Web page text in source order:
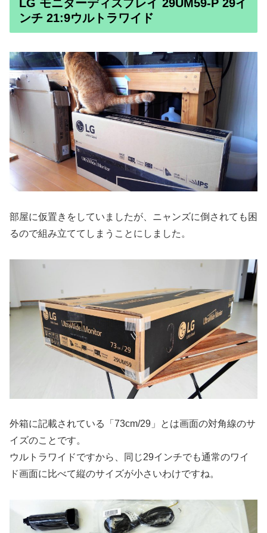
LG モニターディスプレイ 29UM59-P 29イ
ンチ 21:9ウルトラワイド
部屋に仮置きをしていましたが、ニャンズに倒されても困
るので組み立ててしまうことにしました。
外箱に記載されている「73cm/29」とは画面の対角線のサ
イズのことです。
ウルトラワイドですから、同じ29インチでも通常のワイ
ド画面に比べて縦のサイズが小さいわけですね。